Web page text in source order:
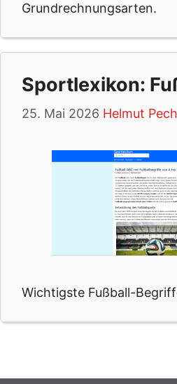
Grundrechnungsarten.
Sportlexikon:
25. Mai 2026 Helmut
Wichtigste Fußball-